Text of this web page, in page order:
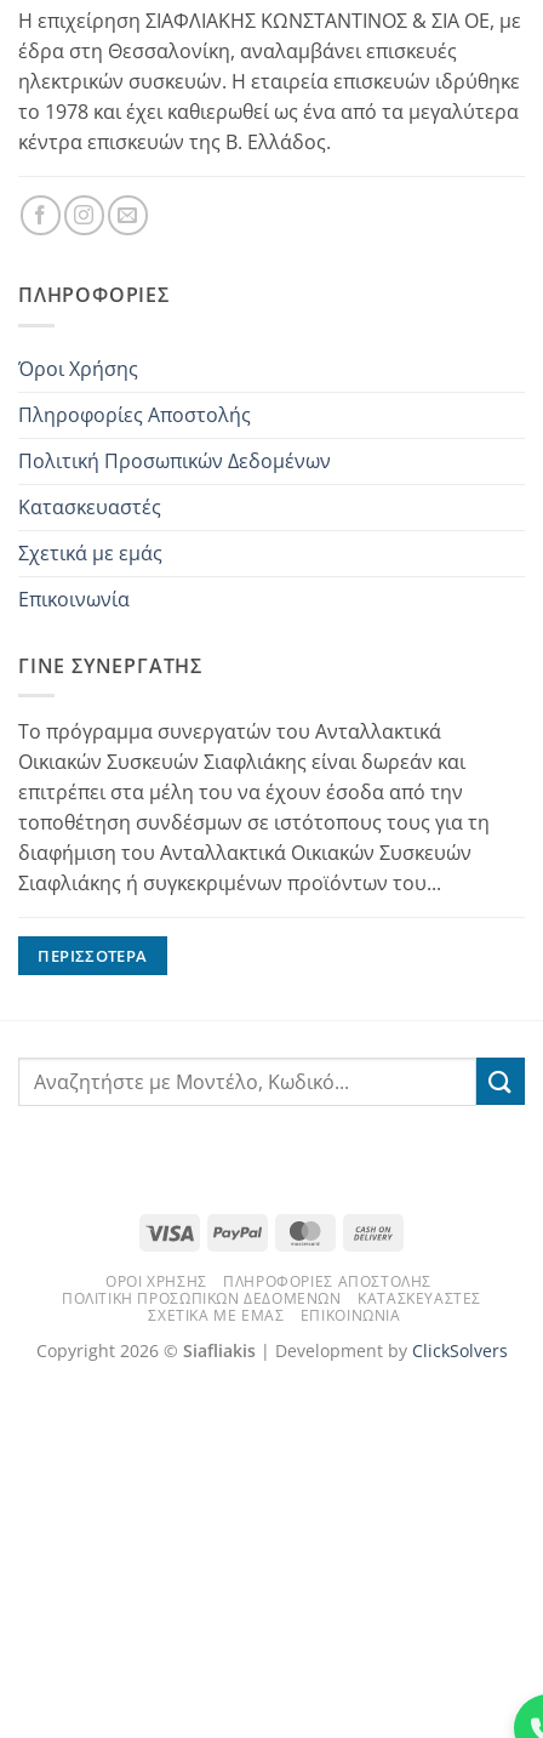
Η επιχείρηση ΣΙΑΦΛΙΑΚΗΣ ΚΩΝΣΤΑΝΤΙΝΟΣ & ΣΙΑ ΟΕ, με
έδρα στη Θεσσαλονίκη, αναλαμβάνει επισκευές
ηλεκτρικών συσκευών. Η εταιρεία επισκευών ιδρύθηκε
το 1978 και έχει καθιερωθεί ως ένα από τα μεγαλύτερα
κέντρα επισκευών της Β. Ελλάδος.
ΠΛΗΡΟΦΟΡΊΕΣ
Όροι Χρήσης
Πληροφορίες Αποστολής
Πολιτική Προσωπικών Δεδομένων
Κατασκευαστές
Σχετικά με εμάς
Επικοινωνία
ΓΊΝΕ ΣΥΝΕΡΓΆΤΗΣ
Το πρόγραμμα συνεργατών του Ανταλλακτικά
Οικιακών Συσκευών Σιαφλιάκης είναι δωρεάν και
επιτρέπει στα μέλη του να έχουν έσοδα από την
τοποθέτηση συνδέσμων σε ιστότοπους τους για τη
διαφήμιση του Ανταλλακτικά Οικιακών Συσκευών
Σιαφλιάκης ή συγκεκριμένων προϊόντων του...
ΠΕΡΙΣΣΌΤΕΡΑ
Visa PayPal MasterCard
Delivery
ΌΡΟΙ ΧΡΉΣΗΣ
ΠΛΗΡΟΦΟΡΊΕΣ ΑΠΟΣΤΟΛΉΣ
ΠΟΛΙΤΙΚΉ ΠΡΟΣΩΠΙΚΏΝ ΔΕΔΟΜΈΝΩΝ
ΚΑΤΑΣΚΕΥΑΣΤΈΣ
ΣΧΕΤΙΚΆ ΜΕ ΕΜΆΣ
ΕΠΙΚΟΙΝΩΝΊΑ
Copyright 2026 © Siafliakis| Development by ClickSolvers